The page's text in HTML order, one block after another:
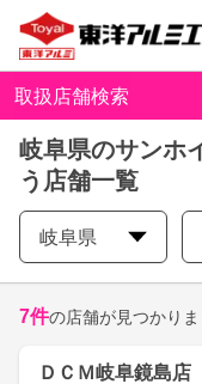
取扱店舗検索
岐阜県のサンホ
う店舗一覧
岐阜県
7件の店舗が見つかりま
ＤＣＭ岐阜鏡島店